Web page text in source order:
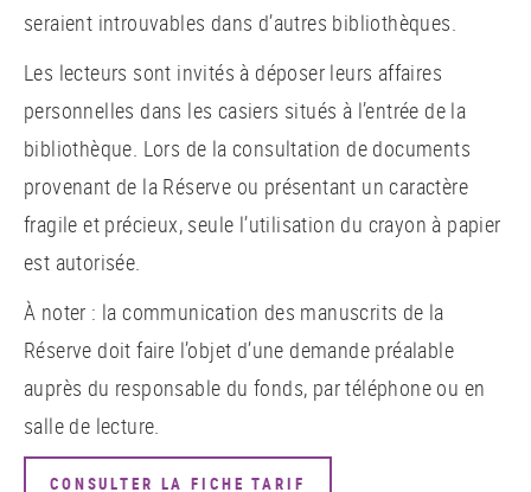
seraient introuvables dans d’autres bibliothèques.
Les lecteurs sont invités à déposer leurs affaires
personnelles dans les casiers situés à l’entrée de la
bibliothèque. Lors de la consultation de documents
provenant de la Réserve ou présentant un caractère
fragile et précieux, seule l’utilisation du crayon à papier
est autorisée.
À noter : la communication des manuscrits de la
Réserve doit faire l’objet d’une demande préalable
auprès du responsable du fonds, par téléphone ou en
salle de lecture.
CONSULTER LA FICHE TARIF